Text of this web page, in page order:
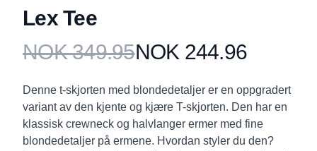
Lex Tee
Produktdetaljer
NOK 349.95NOK 244.96
Description
Denne t-skjorten med blondedetaljer er en oppgradert
variant av den kjente og kjære T-skjorten. Den har en
klassisk crewneck og halvlanger ermer med fine
blondedetaljer på ermene. Hvordan styler du den?